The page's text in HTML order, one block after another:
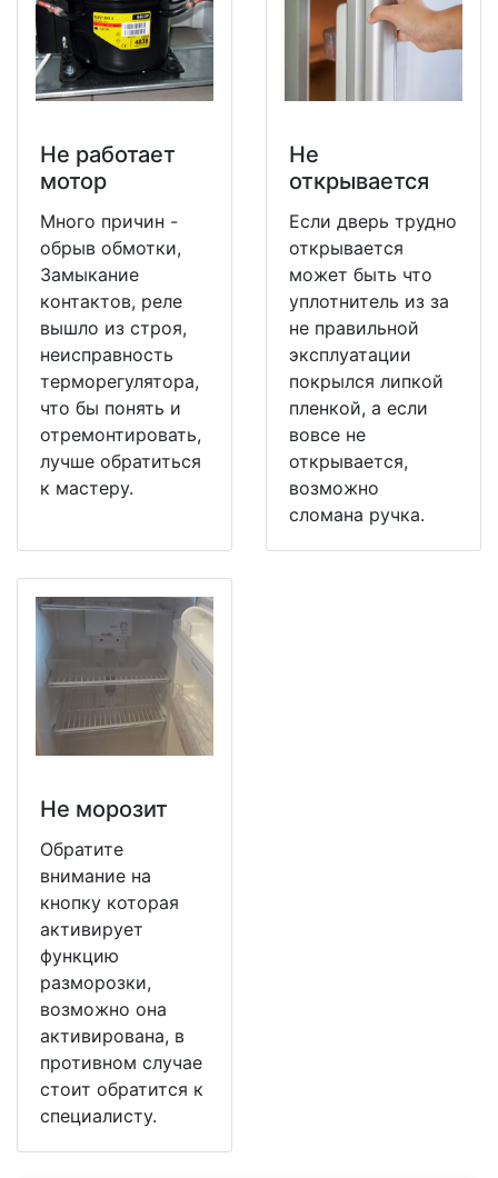
Не работает
мотор
Много причин -
обрыв обмотки,
Замыкание
контактов, реле
вышло из строя,
неисправность
терморегулятора,
что бы понять и
отремонтировать,
лучше обратиться
к мастеру.
Не
открывается
Если дверь трудно
открывается
может быть что
уплотнитель из за
не правильной
эксплуатации
покрылся липкой
пленкой, а если
вовсе не
открывается,
возможно
сломана ручка.
Не морозит
Обратите
внимание на
кнопку которая
активирует
функцию
разморозки,
возможно она
активирована, в
противном случае
стоит обратится к
специалисту.